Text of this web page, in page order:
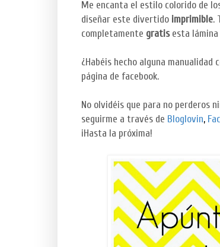
Me encanta el estilo colorido de
diseñar este divertido imprimible.
completamente gratisesta lámina
¿Habéis hecho alguna
página de facebook.
No olvidéis que para no perderos
seguirme a través de Bloglovin,
¡Hasta la próxima!